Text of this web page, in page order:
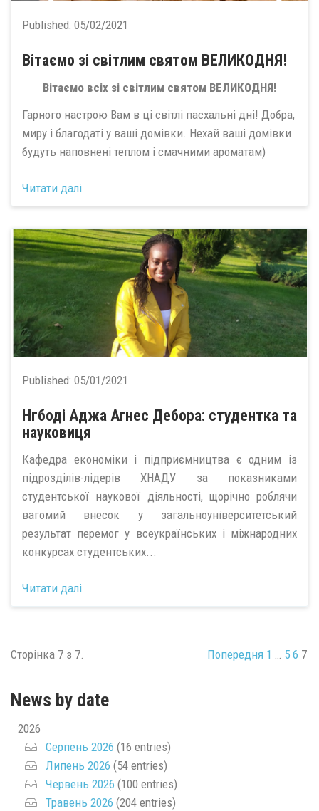
Published: 05/02/2021
Вітаємо зі світлим святом ВЕЛИКОДНЯ!
Вітаємо всіх зі світлим святом ВЕЛИКОДНЯ!
Гарного настрою Вам в ці світлі пасхальні дні! Добра,
миру і благодаті у ваші домівки. Нехай ваші домівки
будуть наповнені теплом і смачними ароматам)
Читати далі
Published: 05/01/2021
Нгбоді Аджа Агнес Дебора: студентка та
науковиця
Кафедра економіки і підприємництва є одним із
підрозділів-лідерів ХНАДУ за показниками
студентської наукової діяльності, щорічно роблячи
вагомий внесок у загальноуніверситетський
результат перемог у всеукраїнських і міжнародних
конкурсах студентських...
Читати далі
Сторінка 7 з 7. Попередня 1 5 6 7
News by date
2026
Серпень 2026 (16 entries)
Липень 2026 (54 entries)
Червень 2026 (100 entries)
Травень 2026 (204 entries)